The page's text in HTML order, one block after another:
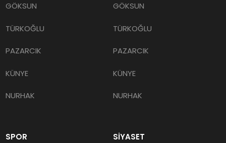
GÖKSUN
TÜRKOĞLU
PAZARCIK
KÜNYE
NURHAK
GÖKSUN
TÜRKOĞLU
PAZARCIK
KÜNYE
NURHAK
SPOR SİYASET